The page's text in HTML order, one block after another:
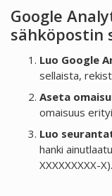
Google
sähköpostin
Luo Google
sellaista,
Aseta
omaisuus
Luo
hanki
XXXXXXXXX-X).